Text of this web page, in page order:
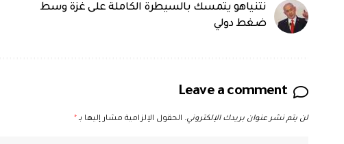
نتنياهو يتمسك بالسيطرة الكاملة على غزة وسط
ضغط دولي
Leave a comment
لن يتم نشر عنوان بريدك الإلكتروني. الحقول الإلزامية مشار إليها بـ*